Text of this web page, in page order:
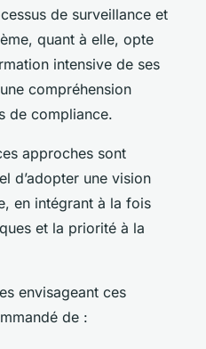
de surveillance et
quant à elle, opte
intensive de ses
compréhension
de compliance.
approches sont
d’adopter une vision
en intégrant à la fois
et la priorité à la
envisageant ces
de :